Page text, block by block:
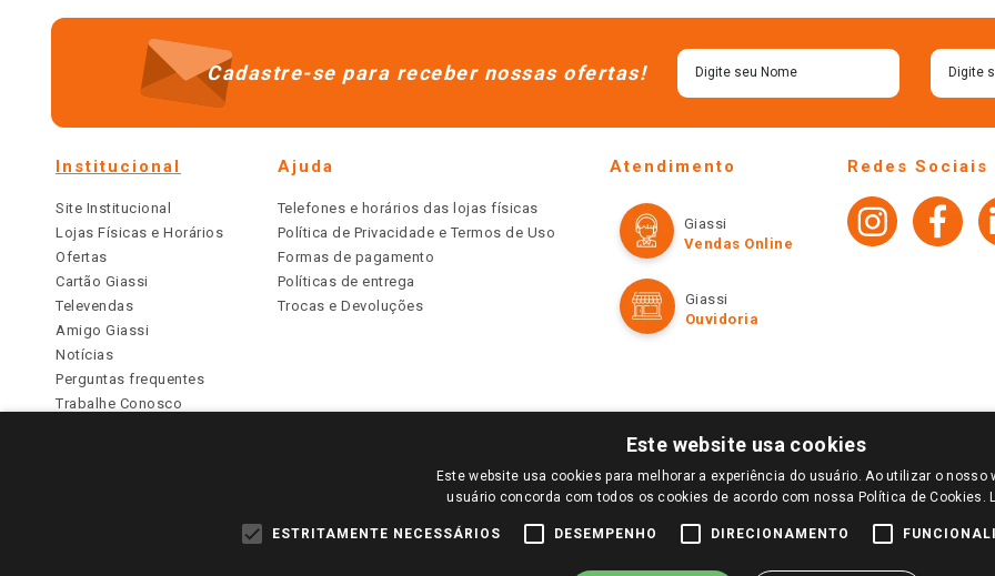
Cadastre-se para receber nossas ofertas!
Institucional
Site Institucional
Lojas Físicas e Horários
Ofertas
Cartão Giassi
Televendas
Amigo Giassi
Notícias
Perguntas frequentes
Trabalhe Conosco
Ajuda
Telefones e horários das lojas físicas
Política de Privacidade e Termos de Uso
Formas de pagamento
Políticas de entrega
Trocas e Devoluções
Atendimento
Giassi
Vendas Online
Giassi
Ouvidoria
Redes Sociais
PARA VER OS PREÇOS DA SUA REGIÃO, FAÇA LOGIN E SELECIONE A LOJA DE SUA PREFERÊNCIA. SOMENTE APÓS O LOGIN, OS PREÇOS
TODOS OS PREÇOS E CONDIÇÕES COMERCIAIS DESTE SITE SÃO VÁLIDOS APENAS PARA COMPRAS REALIZADAS NO GIASSI.COM.BR E NA LOJA
DE BUSCAS.
Este website usa cookies
Este website usa cookies para melhorar a experiência do usuário. Ao utilizar o nosso
usuário concorda com todos os cookies de acordo com nossa Política de Cookies.
ESTRITAMENTE NECESSÁRIOS DESEMPENHO DIRECIONAMENTO